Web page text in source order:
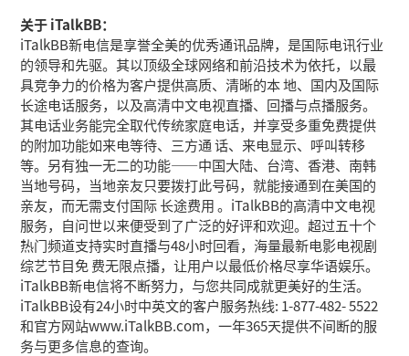
关于 iTalkBB：
iTalkBB新电信是享誉全美的优秀通讯品牌，是国际电讯行业
的领导和先驱。其以顶级全球网络和前沿技术为依托，以最
具竞争力的价格为客户提供高质、清晰的本 地、国内及国际
长途电话服务，以及高清中文电视直播、回播与点播服务。
其电话业务能完全取代传统家庭电话，并享受多重免费提供
的附加功能如来电等待、三方通 话、来电显示、呼叫转移
等。另有独一无二的功能——中国大陆、台湾、香港、南韩
当地号码，当地亲友只要拨打此号码，就能接通到在美国的
亲友，而无需支付国际 长途费用 。iTalkBB的高清中文电视
服务，自问世以来便受到了广泛的好评和欢迎。超过五十个
热门频道支持实时直播与48小时回看，海量最新电影电视剧
综艺节目免 费无限点播，让用户以最低价格尽享华语娱乐。
iTalkBB新电信将不断努力，与您共同成就更美好的生活。
iTalkBB设有24小时中英文的客户服务热线: 1-877-482- 5522
和官方网站www.iTalkBB.com，一年365天提供不间断的服
务与更多信息的查询。